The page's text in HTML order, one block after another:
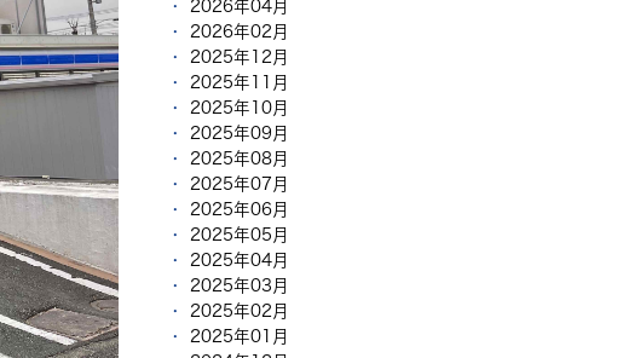
2026年04月
2026年02月
2025年12月
2025年11月
2025年10月
2025年09月
2025年08月
2025年07月
2025年06月
2025年05月
2025年04月
2025年03月
2025年02月
2025年01月